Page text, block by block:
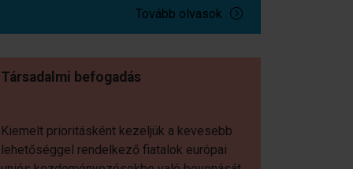
Tovább olvasok
Társadalmi befogadás
Kiemelt prioritásként kezeljük a kevesebb
lehetőséggel rendelkező fiatalok európai